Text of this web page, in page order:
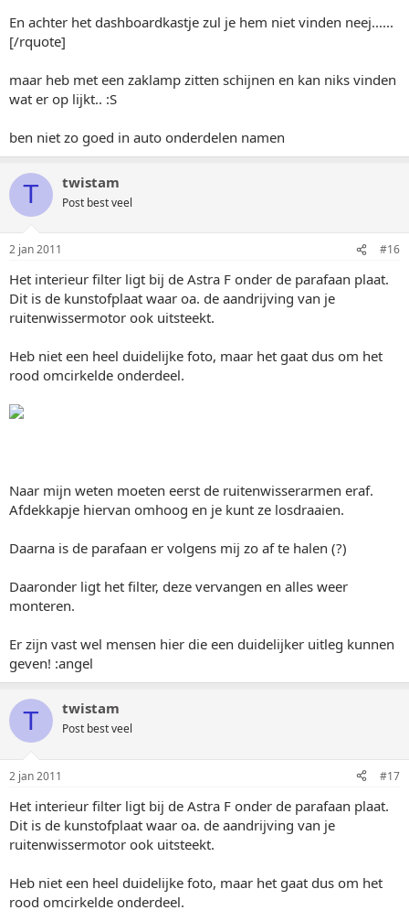
En achter het dashboardkastje zul je hem niet vinden neej......
[/rquote]
maar heb met een zaklamp zitten schijnen en kan niks vinden
wat er op lijkt.. :S
ben niet zo goed in auto onderdelen namen
T twistam
Post best veel
2 jan 2011 #16
Het interieur filter ligt bij de Astra F onder de parafaan plaat.
Dit is de kunstofplaat waar oa. de aandrijving van je
ruitenwissermotor ook uitsteekt.
Heb niet een heel duidelijke foto, maar het gaat dus om het
rood omcirkelde onderdeel.
Naar mijn weten moeten eerst de ruitenwisserarmen eraf.
Afdekkapje hiervan omhoog en je kunt ze losdraaien.
Daarna is de parafaan er volgens mij zo af te halen (?)
Daaronder ligt het filter, deze vervangen en alles weer
monteren.
Er zijn vast wel mensen hier die een duidelijker uitleg kunnen
geven! :angel
T twistam
Post best veel
2 jan 2011 #17
Het interieur filter ligt bij de Astra F onder de parafaan plaat.
Dit is de kunstofplaat waar oa. de aandrijving van je
ruitenwissermotor ook uitsteekt.
Heb niet een heel duidelijke foto, maar het gaat dus om het
rood omcirkelde onderdeel.